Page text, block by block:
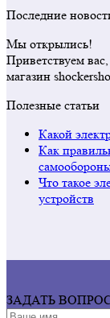
Последние
Мы открылись!
Приветствуем
магазин
Полезные статьи
Какой
Как
Что такое
устройств
ЗАДАТЬ